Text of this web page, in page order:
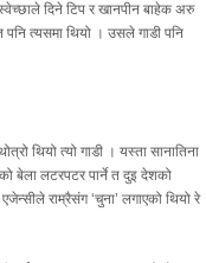
दिने टिप र खानपीन बाहेक अरु
पनि त्यसमा थियो । उसले गाडी पनि
थियो त्यो गाडी । यस्ता सानातिना
बेला लटरपटर पार्ने त दुइ देशको
राम्रैसंग ‘चुना’ लगाएको थियो रे